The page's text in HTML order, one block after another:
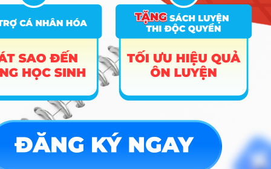
➜Điểm chuẩn Đại học
➜Xếp hạng điểm thi